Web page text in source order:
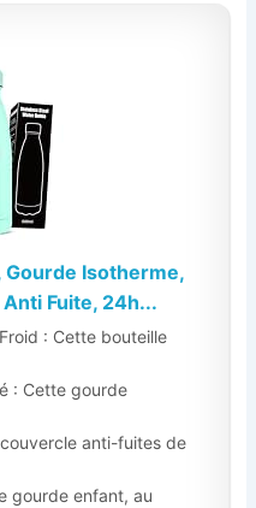
Isotherme,
Fuite, 24h...
: Cette bouteille
: Cette gourde
anti-fuites de
gourde enfant, au